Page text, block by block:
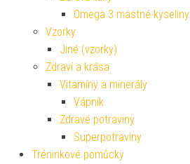
Omega 3 mastné kyseliny
Vzorky
Jiné (vzorky)
Zdraví a krása
Vitamíny a minerály
Vápník
Zdravé potraviny
Superpotraviny
Tréninkové pomůcky